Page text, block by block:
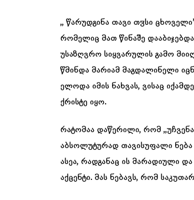
,, წარუდგინა თავი თჳსი
რომელიც მათ წინაშე
უსაზღვრო სიყვარულის გამო
წმინდა მარიამ მაგდალინელი
ელოდა იმის ნახვას, ვისაც
ქრისტე იყო.
რატომაა დაწერილი, რომ ,,უჩვენა
აბსოლუტურად თავისუფალი
ასეა, რადგანაც ის მარადიული და
აქცენტი. მას ნებავს, რომ